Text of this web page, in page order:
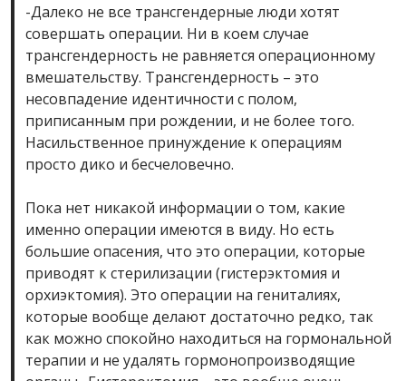
-Далеко не все трансгендерные люди хотят
совершать операции. Ни в коем случае
трансгендерность не равняется операционному
вмешательству. Трансгендерность – это
несовпадение идентичности с полом,
приписанным при рождении, и не более того.
Насильственное принуждение к операциям
просто дико и бесчеловечно.
Пока нет никакой информации о том, какие
именно операции имеются в виду. Но есть
большие опасения, что это операции, которые
приводят к стерилизации (гистерэктомия и
орхиэктомия). Это операции на гениталиях,
которые вообще делают достаточно редко, так
как можно спокойно находиться на гормональной
терапии и не удалять гормонопроизводящие